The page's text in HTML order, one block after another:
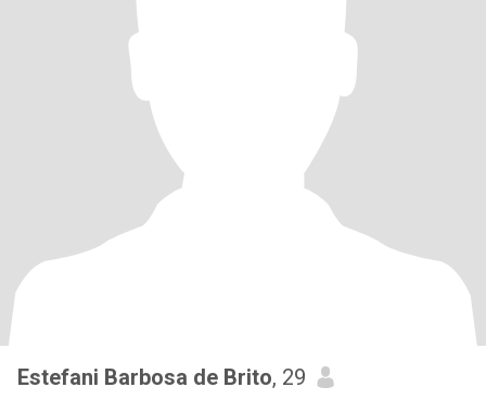
Estefani Barbosa de Brito, 29